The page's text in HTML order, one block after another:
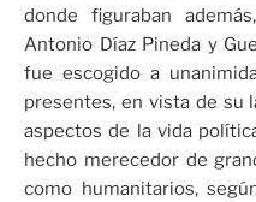
donde figuraban
Antonio Díaz Pineda y
fue escogido a
presentes, en vista de su
aspectos de la vida
hecho merecedor de
como humanitarios,